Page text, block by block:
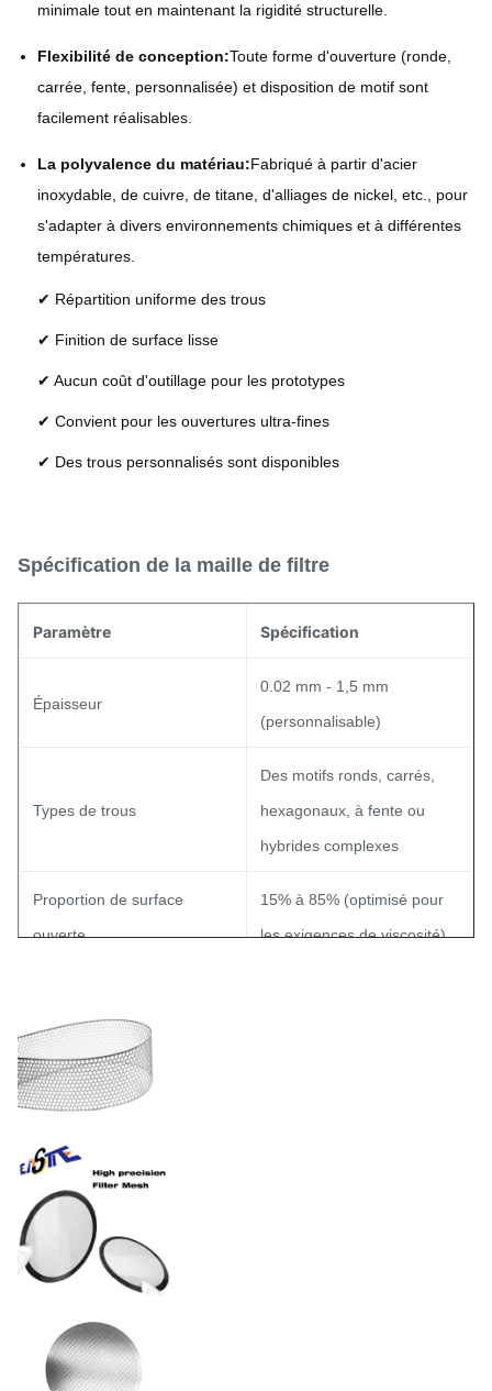
minimale tout en maintenant la rigidité structurelle.
Flexibilité de conception:Toute forme d'ouverture (ronde,
carrée, fente, personnalisée) et disposition de motif sont
facilement réalisables.
La polyvalence du matériau:Fabriqué à partir d'acier
inoxydable, de cuivre, de titane, d'alliages de nickel, etc., pour
s'adapter à divers environnements chimiques et à différentes
températures.
✔ Répartition uniforme des trous
✔ Finition de surface lisse
✔ Aucun coût d'outillage pour les prototypes
✔ Convient pour les ouvertures ultra-fines
✔ Des trous personnalisés sont disponibles
Spécification de la maille de filtre
Paramètre Spécification
Épaisseur
0.02 mm - 1,5 mm
(personnalisable)
Types de trous
Des motifs ronds, carrés,
hexagonaux, à fente ou
hybrides complexes
Proportion de surface
ouverte
15% à 85% (optimisé pour
les exigences de viscosité)
Finitions de surface